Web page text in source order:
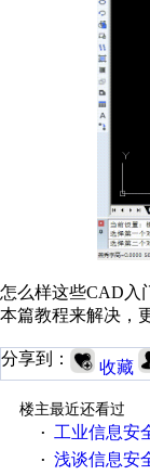
怎么样这些CAD入
本篇教程来解决，
分享到： 收藏
楼主最近还看过
·
工业信息安
· 浅谈信息安